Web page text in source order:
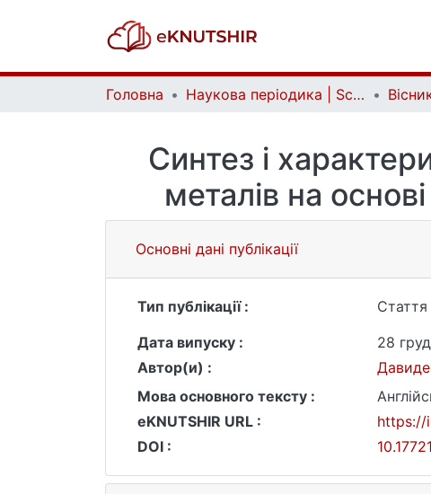
Головна Наукова періодика | Scientific periodicals
Синтез і
металів на
Основні дані публікації
Тип публікації :
Стаття
Дата випуску :
28
Автор(и) :
Мова основного тексту :
eKNUTSHIR URL :
https://
DOI :